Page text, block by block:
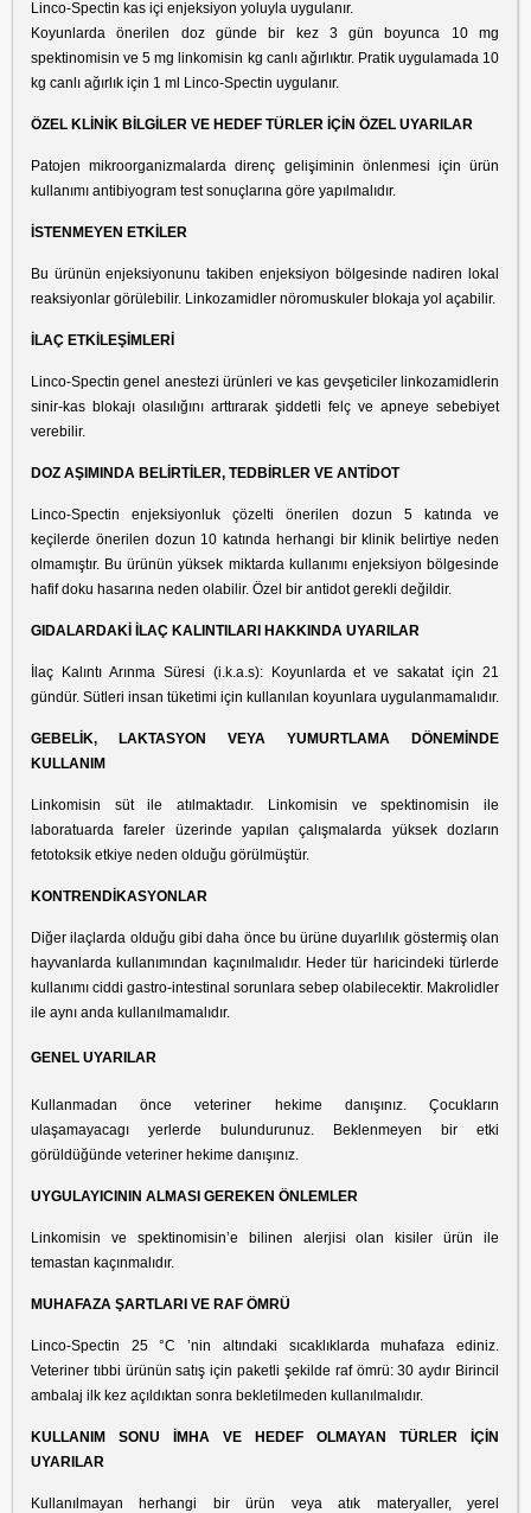
Linco-Spectin kas içi enjeksiyon yoluyla uygulanır.
Koyunlarda önerilen doz günde bir kez 3 gün boyunca 10 mg
spektinomisin ve 5 mg linkomisin kg canlı ağırlıktır. Pratik uygulamada 10
kg canlı ağırlık için 1 ml Linco-Spectin uygulanır.
ÖZEL KLİNİK BİLGİLER VE HEDEF TÜRLER İÇİN ÖZEL UYARILAR
Patojen mikroorganizmalarda direnç gelişiminin önlenmesi için ürün
kullanımı antibiyogram test sonuçlarına göre yapılmalıdır.
İSTENMEYEN ETKİLER
Bu ürünün enjeksiyonunu takiben enjeksiyon bölgesinde nadiren lokal
reaksiyonlar görülebilir. Linkozamidler nöromuskuler blokaja yol açabilir.
İLAÇ ETKİLEŞİMLERİ
Linco-Spectin genel anestezi ürünleri ve kas gevşeticiler linkozamidlerin
sinir-kas blokajı olasılığını arttırarak şiddetli felç ve apneye sebebiyet
verebilir.
DOZ AŞIMINDA BELİRTİLER, TEDBİRLER VE ANTİDOT
Linco-Spectin enjeksiyonluk çözelti önerilen dozun 5 katında ve
keçilerde önerilen dozun 10 katında herhangi bir klinik belirtiye neden
olmamıştır. Bu ürünün yüksek miktarda kullanımı enjeksiyon bölgesinde
hafif doku hasarına neden olabilir. Özel bir antidot gerekli değildir.
GIDALARDAKİ İLAÇ KALINTILARI HAKKINDA UYARILAR
İlaç Kalıntı Arınma Süresi (i.k.a.s): Koyunlarda et ve sakatat için 21
gündür. Sütleri insan tüketimi için kullanılan koyunlara uygulanmamalıdır.
GEBELİK, LAKTASYON VEYA YUMURTLAMA DÖNEMİNDE
KULLANIM
Linkomisin süt ile atılmaktadır. Linkomisin ve spektinomisin ile
laboratuarda fareler üzerinde yapılan çalışmalarda yüksek dozların
fetotoksik etkiye neden olduğu görülmüştür.
KONTRENDİKASYONLAR
Diğer ilaçlarda olduğu gibi daha önce bu ürüne duyarlılık göstermiş olan
hayvanlarda kullanımından kaçınılmalıdır. Heder tür haricindeki türlerde
kullanımı ciddi gastro-intestinal sorunlara sebep olabilecektir. Makrolidler
ile aynı anda kullanılmamalıdır.
GENEL UYARILAR
Kullanmadan önce veteriner hekime danışınız. Çocukların
ulaşamayacagı yerlerde bulundurunuz. Beklenmeyen bir etki
görüldüğünde veteriner hekime danışınız.
UYGULAYICININ ALMASI GEREKEN ÖNLEMLER
Linkomisin ve spektinomisin’e bilinen alerjisi olan kisiler ürün ile
temastan kaçınmalıdır.
MUHAFAZA ŞARTLARI VE RAF ÖMRÜ
Linco-Spectin 25 °C ’nin altındaki sıcaklıklarda muhafaza ediniz.
Veteriner tıbbi ürünün satış için paketli şekilde raf ömrü: 30 aydır Birincil
ambalaj ilk kez açıldıktan sonra bekletilmeden kullanılmalıdır.
KULLANIM SONU İMHA VE HEDEF OLMAYAN TÜRLER İÇİN
UYARILAR
Kullanılmayan herhangi bir ürün veya atık materyaller, yerel